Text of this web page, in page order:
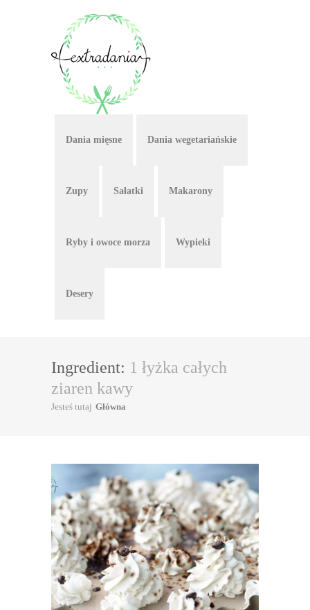
Dania mięsne Dania wegetariańskie
Zupy Sałatki Makarony
Ryby i owoce morza Wypieki
Desery
Ingredient: 1 łyżka całych
ziaren kawy
Jesteś tutaj Główna